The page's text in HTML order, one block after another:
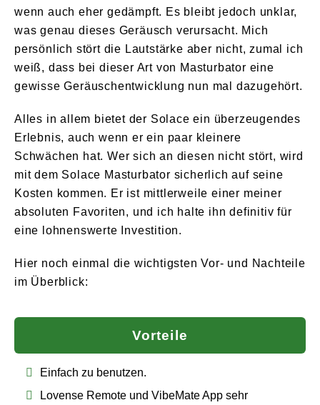
wenn auch eher gedämpft. Es bleibt jedoch unklar,
was genau dieses Geräusch verursacht. Mich
persönlich stört die Lautstärke aber nicht, zumal ich
weiß, dass bei dieser Art von Masturbator eine
gewisse Geräuschentwicklung nun mal dazugehört.
Alles in allem bietet der Solace ein überzeugendes
Erlebnis, auch wenn er ein paar kleinere
Schwächen hat. Wer sich an diesen nicht stört, wird
mit dem Solace Masturbator sicherlich auf seine
Kosten kommen. Er ist mittlerweile einer meiner
absoluten Favoriten, und ich halte ihn definitiv für
eine lohnenswerte Investition.
Hier noch einmal die wichtigsten Vor- und Nachteile
im Überblick:
Vorteile
Einfach zu benutzen.
Lovense Remote und VibeMate App sehr